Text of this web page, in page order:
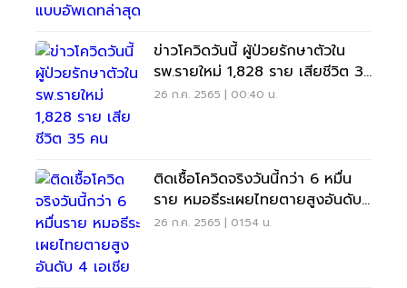
ข่าวโควิดวันนี้ ผู้ป่วยรักษาตัวใน
รพ.รายใหม่ 1,828 ราย เสียชีวิต 35
คน
26 ก.ค. 2565 | 00:40 น.
ติดเชื้อโควิดจริงวันนี้กว่า 6 หมื่น
ราย หมอธีระเผยไทยตายสูงอันดับ
4 เอเชีย
26 ก.ค. 2565 | 01:54 น.